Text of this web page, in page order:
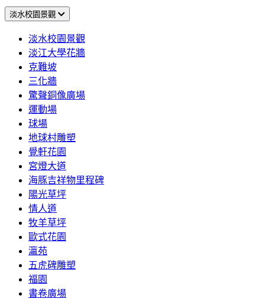
淡水校園景觀
淡水校園景觀
淡江大學花牆
克難坡
三化牆
驚聲銅像廣場
運動場
球場
地球村雕塑
覺軒花園
宮燈大道
海豚吉祥物里程碑
陽光草坪
情人道
牧羊草坪
歐式花園
瀛苑
五虎碑雕塑
福園
書卷廣場